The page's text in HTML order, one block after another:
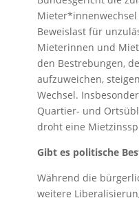
Beweislast für
Mieterinnen und
den Bestrebungen,
aufzuweichen,
Wechsel.
Quartier- und
droht eine
Gibt es politische
Während die
weitere